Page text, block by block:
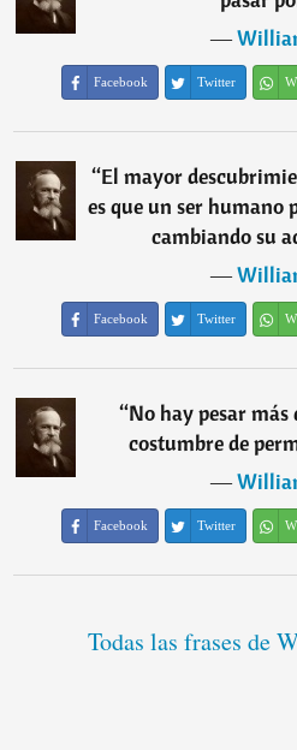
―
Facebook Twitter
“El mayor
es que un ser humano
cambiando su
―
Facebook Twitter
“No hay pesar más
costumbre de
―
Facebook Twitter
Todas las frases de